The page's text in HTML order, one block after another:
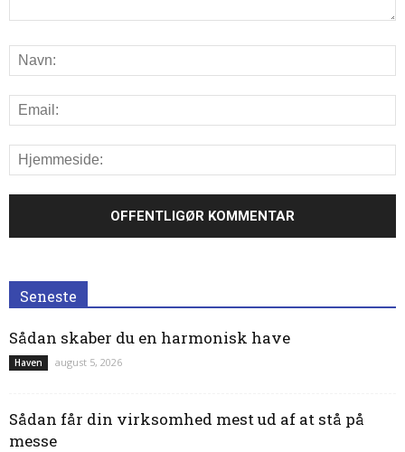
Seneste
Sådan skaber du en harmonisk have
Haven august 5, 2026
Sådan får din virksomhed mest ud af at stå på
messe